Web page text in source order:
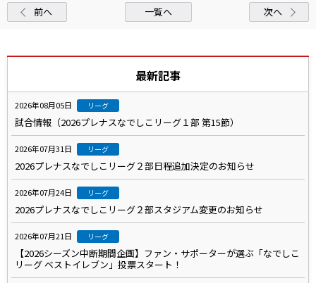
前へ 一覧へ 次へ
最新記事
2026年08月05日 リーグ
試合情報（2026プレナスなでしこリーグ１部 第15節）
2026年07月31日 リーグ
2026プレナスなでしこリーグ２部日程追加決定のお知らせ
2026年07月24日 リーグ
2026プレナスなでしこリーグ２部スタジアム変更のお知らせ
2026年07月21日 リーグ
【2026シーズン中断期間企画】ファン・サポーターが選ぶ「なでしこ
リーグ ベストイレブン」投票スタート！